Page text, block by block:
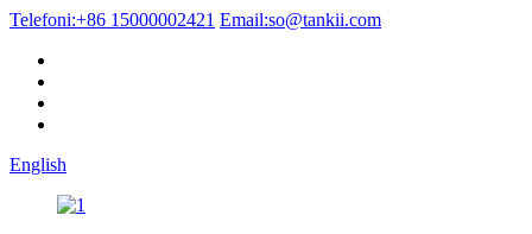
Telefoni:+86 15000002421 Email:so@tankii.com
English